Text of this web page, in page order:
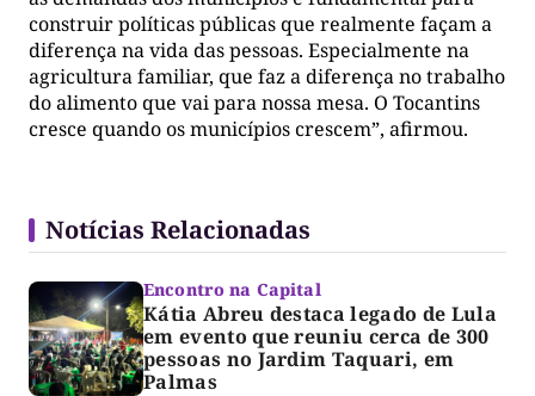
construir políticas públicas que realmente façam a
diferença na vida das pessoas. Especialmente na
agricultura familiar, que faz a diferença no trabalho
do alimento que vai para nossa mesa. O Tocantins
cresce quando os municípios crescem”, afirmou.
Notícias Relacionadas
Encontro na Capital
Kátia Abreu destaca legado de Lula
em evento que reuniu cerca de 300
pessoas no Jardim Taquari, em
Palmas